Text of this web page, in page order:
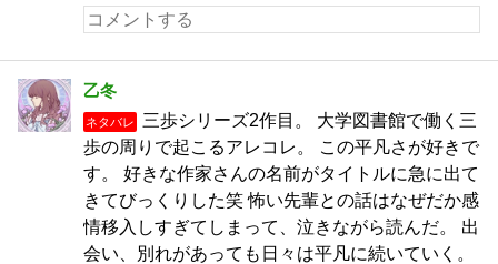
乙冬
ネタバレ
三歩シリーズ2作目。 大学図書館で働く三
歩の周りで起こるアレコレ。 この平凡さが好きで
す。 好きな作家さんの名前がタイトルに急に出て
きてびっくりした笑 怖い先輩との話はなぜだか感
情移入しすぎてしまって、泣きながら読んだ。 出
会い、別れがあっても日々は平凡に続いていく。